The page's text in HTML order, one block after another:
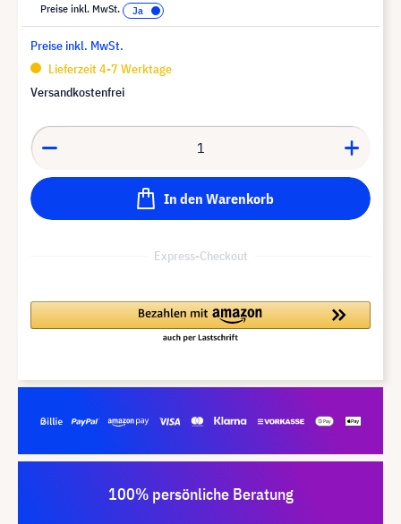
Preise inkl. MwSt.
Preise inkl. MwSt.
Lieferzeit 4-7 Werktage
Versandkostenfrei
In den Warenkorb
Express-Checkout
100% persönliche Beratung